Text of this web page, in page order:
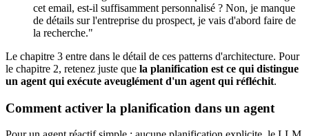
cet email, est-il suffisamment personnalisé ? Non, je manque
de détails sur l'entreprise du prospect, je vais d'abord faire de
la recherche."
Le chapitre 3 entre dans le détail de ces patterns d'architecture. Pour
le chapitre 2, retenez juste que la planification est ce qui distingue
un agent qui exécute aveuglément d'un agent qui réfléchit.
Comment activer la planification dans un agent